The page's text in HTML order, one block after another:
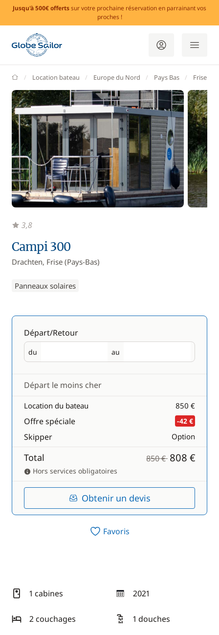
Jusqu'à 500€ offertssur votre prochaine réservation en parrainant vos
proches !
GlobeSailor
Location bateau Europe du Nord Pays Bas Frise
Campi 300
Drachten, Frise (Pays-Bas)
Panneaux solaires
3,8
Départ/Retour
du
Départ au
Retour
Départ le moins cher
Location du bateau 850 €
Offre spéciale -42 €
Skipper Option
Total 850 € 808 €
Hors services obligatoires
Obtenir un devis
Favoris
1 cabines 2021
année
2 couchages
1 douches